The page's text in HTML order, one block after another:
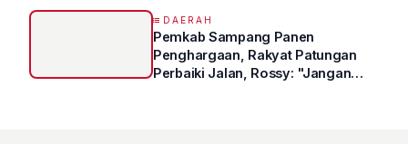
DAERAH
Pemkab Sampang Panen
Penghargaan, Rakyat Patungan
Perbaiki Jalan, Rossy: "Jangan